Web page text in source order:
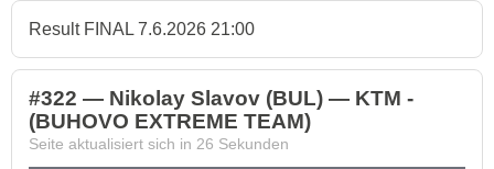
Result FINAL 7.6.2026 21:00
#322 — Nikolay Slavov (BUL) — KTM -
(BUHOVO EXTREME TEAM)
Seite aktualisiert sich in 26 Sekunden